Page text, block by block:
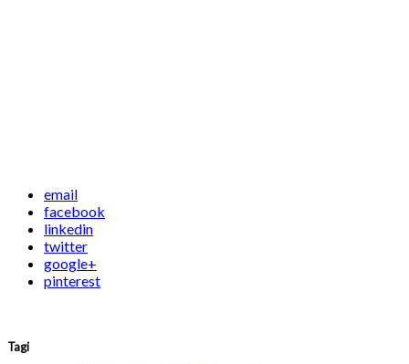
email
facebook
linkedin
twitter
google+
pinterest
Tagi